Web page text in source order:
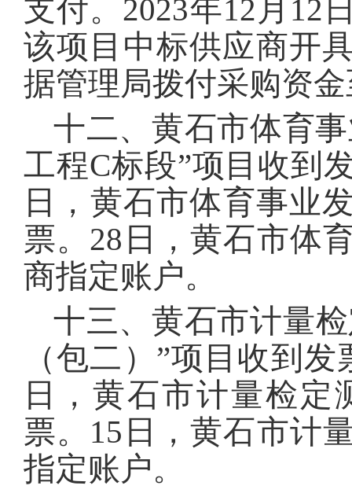
支付。2023年12月12
该项目中标供应商开
据管理局拨付采购资
十二、黄石市体育
工程C标段”项目收到
日，黄石市体育事业
票。28日，黄石市体
商指定账户。
十三、黄石市计量
（包二）”项目收到
日，黄石市计量检
票。15日，黄石市计
指定账户。